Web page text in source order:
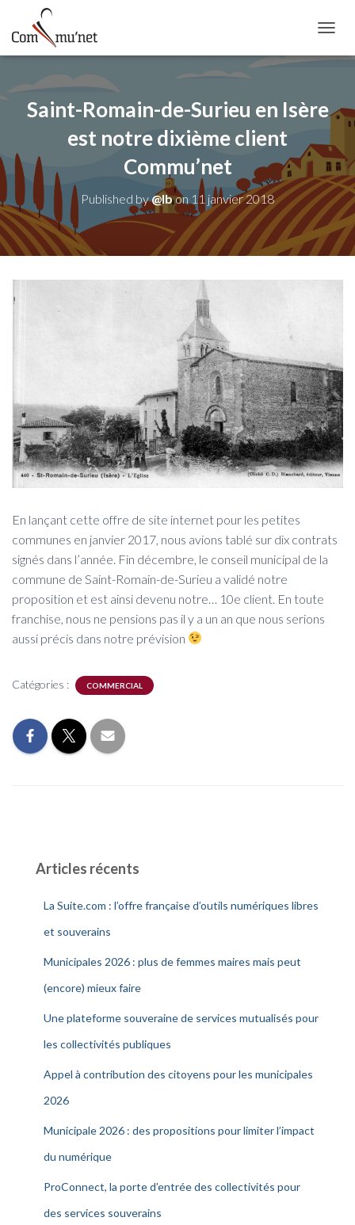
Saint-Romain-de-Surieu en Isère
est notre dixième client
Commu’net
Published by@lbon 11 janvier 2018
En lançant cette offre de site internet pour les petites
communes en janvier 2017, nous avions tablé sur dix contrats
signés dans l’année. Fin décembre, le conseil municipal de la
commune de Saint-Romain-de-Surieu a validé notre
proposition et est ainsi devenu notre… 10e client. En toute
franchise, nous ne pensions pas il y a un an que nous serions
aussi précis dans notre prévision
Catégories : COMMERCIAL
Articles récents
La Suite.com : l’offre française d’outils numériques libres
et souverains
Municipales 2026 : plus de femmes maires mais peut
(encore) mieux faire
Une plateforme souveraine de services mutualisés pour
les collectivités publiques
Appel à contribution des citoyens pour les municipales
2026
Municipale 2026 : des propositions pour limiter l’impact
du numérique
ProConnect, la porte d’entrée des collectivités pour
des services souverains